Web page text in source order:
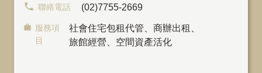
聯絡電話 (02)7755-2669
服務項
目
社會住宅包租代管 、商辦出租
旅館經營、空間資產活化